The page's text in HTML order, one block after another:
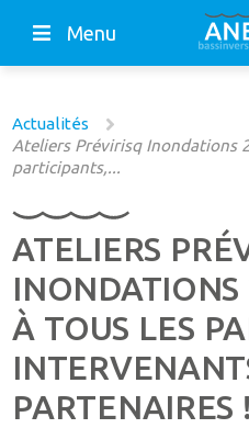
Menu
Actualités
Ateliers Prévirisq Inondations
participants,...
ATELIERS
À TOUS LES
PARTENAIRES !